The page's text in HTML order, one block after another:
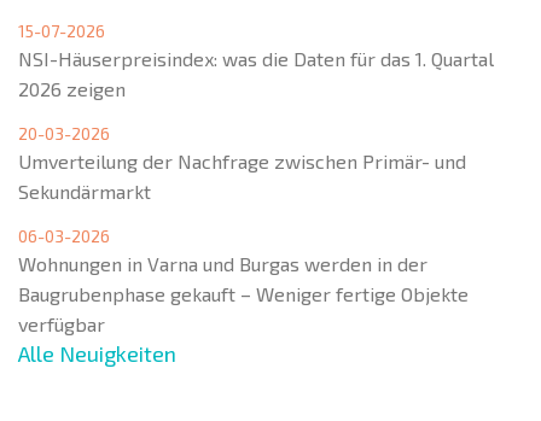
15-07-2026
NSI-Häuserpreisindex: was die Daten für das 1. Quartal
2026 zeigen
20-03-2026
Umverteilung der Nachfrage zwischen Primär- und
Sekundärmarkt
06-03-2026
Wohnungen in Varna und Burgas werden in der
Baugrubenphase gekauft – Weniger fertige Objekte
verfügbar
Alle Neuigkeiten